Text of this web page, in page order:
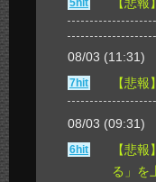
5hit
08/03 (11:31)
7hit
【悲
08/03 (09:31)
6hit
【悲
る」を